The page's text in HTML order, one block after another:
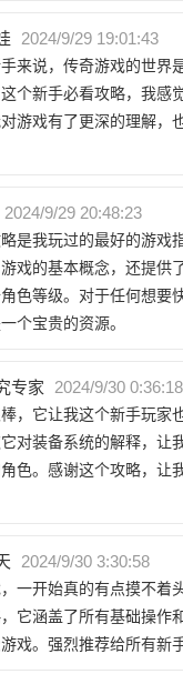
2024/9/29 19:01:43
来说，传奇游戏的世界
个新手必看攻略，我感
游戏有了更深的理解，
2024/9/29 20:48:23
是我玩过的最好的游戏
戏的基本概念，还提供
色等级。对于任何想要
个宝贵的资源。
专家 2024/9/30 0:36:18
，它让我这个新手玩家
对装备系统的解释，让
色。感谢这个攻略，让
2024/9/30 3:30:58
一开始真的有点摸不着
它涵盖了所有基础操作
戏。强烈推荐给所有新